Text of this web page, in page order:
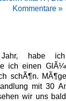
Kommentare »
habe
ich einen
schÃ¶n.
mit 30
wir uns